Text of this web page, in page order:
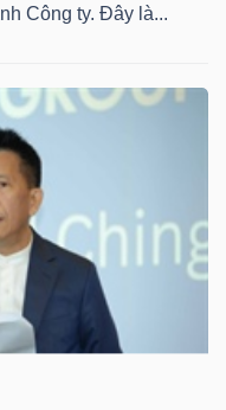
Công ty. Đây là...